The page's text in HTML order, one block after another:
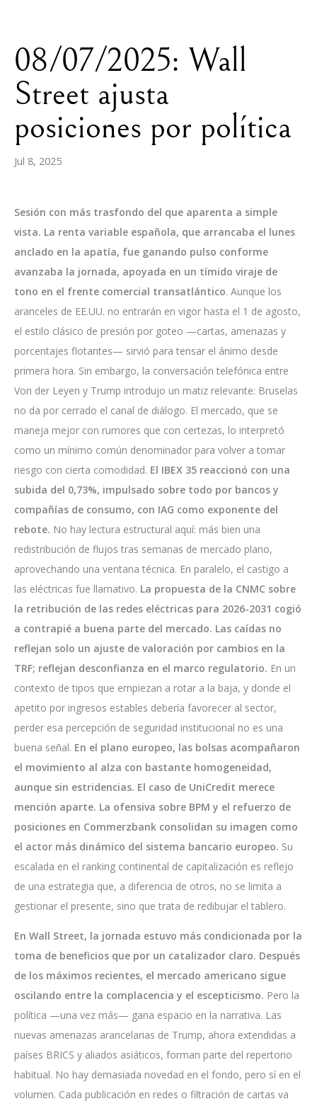
08/07/2025: Wall
Street ajusta
posiciones por política
Jul 8, 2025
Sesión con más trasfondo del que aparenta a simple
vista. La renta variable española, que arrancaba el lunes
anclado en la apatía, fue ganando pulso conforme
avanzaba la jornada, apoyada en un tímido viraje de
tono en el frente comercial transatlántico. Aunque los
aranceles de EE.UU. no entrarán en vigor hasta el 1 de agosto,
el estilo clásico de presión por goteo —cartas, amenazas y
porcentajes flotantes— sirvió para tensar el ánimo desde
primera hora. Sin embargo, la conversación telefónica entre
Von der Leyen y Trump introdujo un matiz relevante: Bruselas
no da por cerrado el canal de diálogo. El mercado, que se
maneja mejor con rumores que con certezas, lo interpretó
como un mínimo común denominador para volver a tomar
riesgo con cierta comodidad. El IBEX 35 reaccionó con una
subida del 0,73%, impulsado sobre todo por bancos y
compañías de consumo, con IAG como exponente del
rebote. No hay lectura estructural aquí: más bien una
redistribución de flujos tras semanas de mercado plano,
aprovechando una ventana técnica. En paralelo, el castigo a
las eléctricas fue llamativo. La propuesta de la CNMC sobre
la retribución de las redes eléctricas para 2026-2031 cogió
a contrapié a buena parte del mercado. Las caídas no
reflejan solo un ajuste de valoración por cambios en la
TRF; reflejan desconfianza en el marco regulatorio. En un
contexto de tipos que empiezan a rotar a la baja, y donde el
apetito por ingresos estables debería favorecer al sector,
perder esa percepción de seguridad institucional no es una
buena señal. En el plano europeo, las bolsas acompañaron
el movimiento al alza con bastante homogeneidad,
aunque sin estridencias. El caso de UniCredit merece
mención aparte. La ofensiva sobre BPM y el refuerzo de
posiciones en Commerzbank consolidan su imagen como
el actor más dinámico del sistema bancario europeo. Su
escalada en el ranking continental de capitalización es reflejo
de una estrategia que, a diferencia de otros, no se limita a
gestionar el presente, sino que trata de redibujar el tablero.
En Wall Street, la jornada estuvo más condicionada por la
toma de beneficios que por un catalizador claro. Después
de los máximos recientes, el mercado americano sigue
oscilando entre la complacencia y el escepticismo. Pero la
política —una vez más— gana espacio en la narrativa. Las
nuevas amenazas arancelarias de Trump, ahora extendidas a
países BRICS y aliados asiáticos, forman parte del repertorio
habitual. No hay demasiada novedad en el fondo, pero sí en el
volumen. Cada publicación en redes o filtración de cartas va